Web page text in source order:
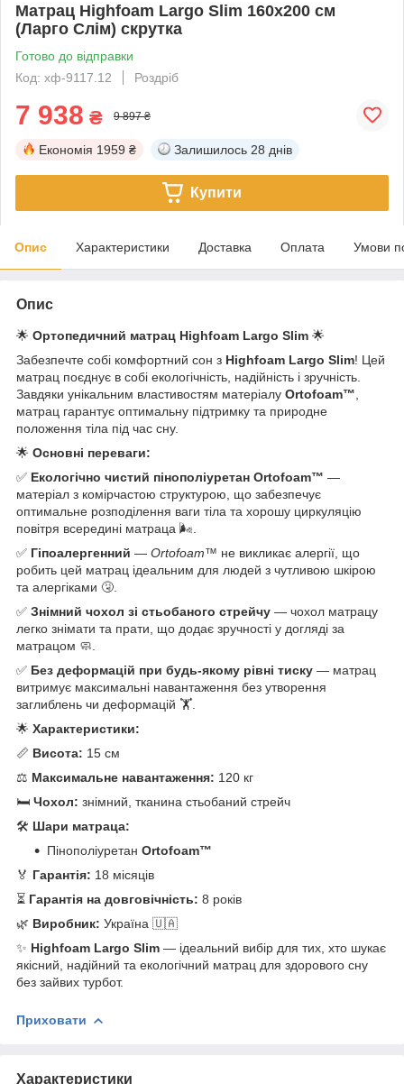
Матрац Highfoam Largo Slim 160x200 см
(Ларго Слім) скрутка
Готово до відправки
Код: хф-9117.12
Роздріб
7 938 ₴ 9 897 ₴
Економія 1959 ₴ Залишилось 28 днів
Купити
Опис Характеристики Доставка Оплата Умови
Опис
🌟 Ортопедичний матрац Highfoam Largo Slim 🌟
Забезпечте собі комфортний сон з Highfoam Largo Slim! Цей
матрац поєднує в собі екологічність, надійність і зручність.
Завдяки унікальним властивостям матеріалу Ortofoam™
матрац гарантує оптимальну підтримку та природне
положення тіла під час сну.
🌟 Основні переваги:
✅ Екологічно чистий пінополіуретан Ortofoam™ —
матеріал з комірчастою структурою, що забезпечує
оптимальне розподілення ваги тіла та хорошу циркуляцію
повітря всередині матраца 🌬️.
✅ Гіпоалергенний — Ortofoam™ не викликає алергії, що
робить цей матрац ідеальним для людей з чутливою шкірою
та алергіками 🤧.
✅ Знімний чохол зі стьобаного стрейчу — чохол матрацу
легко знімати та прати, що додає зручності у догляді за
матрацом 🧼.
✅ Без деформацій при будь-якому рівні тиску — матрац
витримує максимальні навантаження без утворення
заглиблень чи деформацій 🏋️.
🌟 Характеристики:
📏 Висота: 15 см
⚖️ Максимальне навантаження: 120 кг
🛏️ Чохол: знімний, тканина стьобаний стрейч
🛠️ Шари матраца:
Пінополіуретан Ortofoam™
🏅 Гарантія: 18 місяців
⏳ Гарантія на довговічність: 8 років
🌿 Виробник: Україна 🇺🇦
✨ Highfoam Largo Slim — ідеальний вибір для тих, хто шукає
якісний, надійний та екологічний матрац для здорового сну
без зайвих турбот.
Приховати
Характеристики